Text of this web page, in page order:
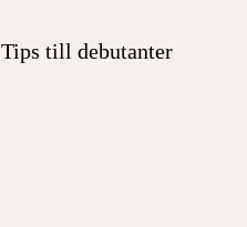
Tips till debutanter